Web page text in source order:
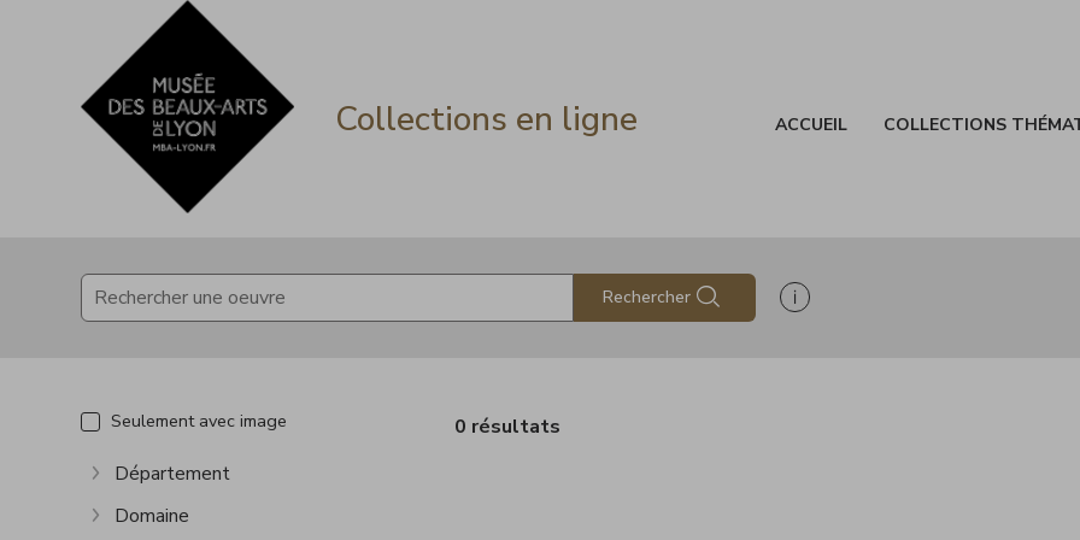
Accèder directement au contenu
Accèder directement au contenu
Collections en ligne ACCUEIL COLLECTIONS
Rechercher Afficher les informations d'aide à
Seulement avec image
Afficher plus
Département
Afficher plus
Domaine
0 résultats